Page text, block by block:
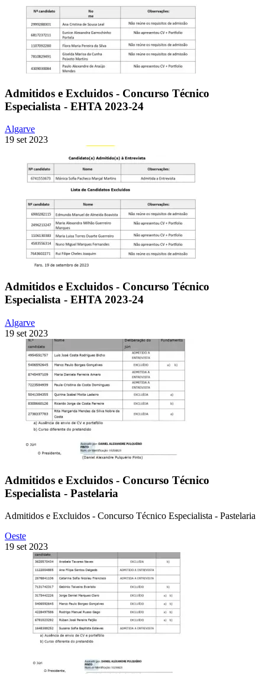
Admitidos e Excluidos - Concurso Técnico
Especialista - EHTA 2023-24
Algarve
19 set 2023
Admitidos e Excluidos - Concurso Técnico
Especialista - EHTA 2023-24
Algarve
19 set 2023
Admitidos e Excluidos - Concurso Técnico
Especialista - Pastelaria
Admitidos e Excluidos - Concurso Técnico Especialista - Pastelaria
Oeste
19 set 2023